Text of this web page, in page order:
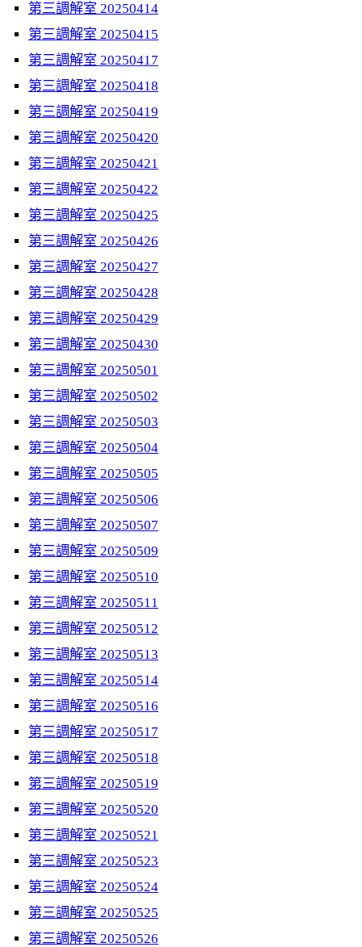
第三調解室 20250414
第三調解室 20250415
第三調解室 20250417
第三調解室 20250418
第三調解室 20250419
第三調解室 20250420
第三調解室 20250421
第三調解室 20250422
第三調解室 20250425
第三調解室 20250426
第三調解室 20250427
第三調解室 20250428
第三調解室 20250429
第三調解室 20250430
第三調解室 20250501
第三調解室 20250502
第三調解室 20250503
第三調解室 20250504
第三調解室 20250505
第三調解室 20250506
第三調解室 20250507
第三調解室 20250509
第三調解室 20250510
第三調解室 20250511
第三調解室 20250512
第三調解室 20250513
第三調解室 20250514
第三調解室 20250516
第三調解室 20250517
第三調解室 20250518
第三調解室 20250519
第三調解室 20250520
第三調解室 20250521
第三調解室 20250523
第三調解室 20250524
第三調解室 20250525
第三調解室 20250526